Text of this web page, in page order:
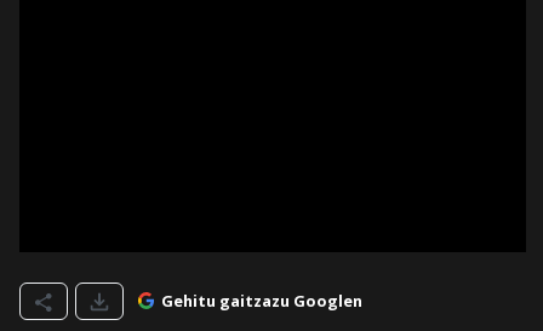
Gehitu gaitzazu Googlen